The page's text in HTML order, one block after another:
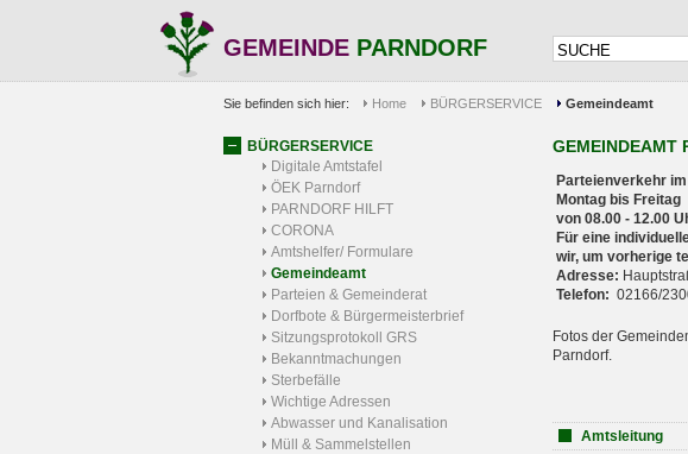
GEMEINDE PARNDORF
Sie befinden sich hier: Home BÜRGERSERVICE Gemeindeamt
BÜRGERSERVICE
Digitale Amtstafel
ÖEK Parndorf
PARNDORF HILFT
CORONA
Amtshelfer/ Formulare
Gemeindeamt
Parteien & Gemeinderat
Dorfbote & Bürgermeisterbrief
Sitzungsprotokoll GRS
Bekanntmachungen
Sterbefälle
Wichtige Adressen
Abwasser und Kanalisation
Müll & Sammelstellen
GEMEINDEAMT
Montag bis Freitag
von 08.00 - 12.00
Für eine
wir, um vorherige
Adresse:
Telefon: 02166/
Fotos der
Parndorf.
Amtsleitung